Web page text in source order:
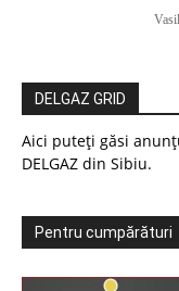
DELGAZ GRID
Aici puteți găsi
DELGAZ din Sibiu.
Pentru cumpărături